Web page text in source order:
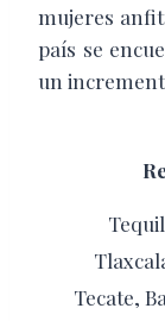
mujeres
país se
un
Tecate,